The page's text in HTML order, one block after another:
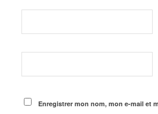
Enregistrer mon nom, mon e-mail et